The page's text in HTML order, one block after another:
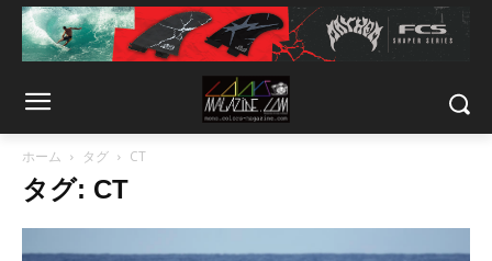
ホーム タグ CT
タグ: CT